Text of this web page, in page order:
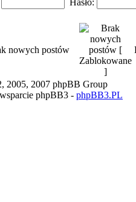
Hasło:
nowych postów
2005, 2007 phpBB Group
phpBB3 - phpBB3.PL